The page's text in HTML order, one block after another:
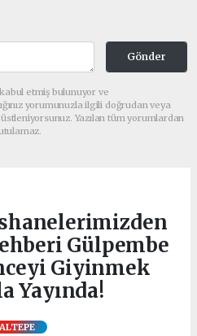
Gönder
etmiş bulunuyor ve
yorumunuzla ilgili doğrudan veya
Yazılan tüm yorumlardan
Gülpembe
Giyinmek
Yayında!